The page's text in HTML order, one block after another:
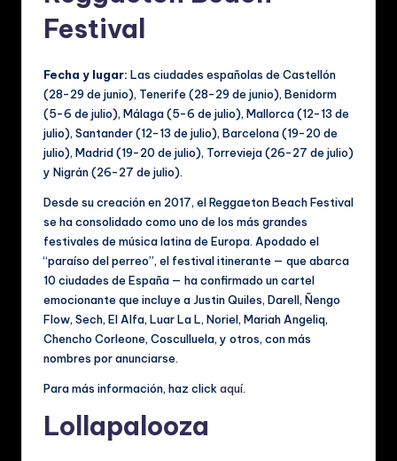
Festival
Fecha y lugar: Las ciudades españolas de Castellón
(28-29 de junio), Tenerife (28-29 de junio), Benidorm
(5-6 de julio), Málaga (5-6 de julio), Mallorca (12-13 de
julio), Santander (12-13 de julio), Barcelona (19-20 de
julio), Madrid (19-20 de julio), Torrevieja (26-27 de julio)
y Nigrán (26-27 de julio).
Desde su creación en 2017, el Reggaeton Beach Festival
se ha consolidado como uno de los más grandes
festivales de música latina de Europa. Apodado el
“paraíso del perreo”, el festival itinerante — que abarca
10 ciudades de España — ha confirmado un cartel
emocionante que incluye a Justin Quiles, Darell, Ñengo
Flow, Sech, El Alfa, Luar La L, Noriel, Mariah Angeliq,
Chencho Corleone, Cosculluela, y otros, con más
nombres por anunciarse.
Para más información, haz clickaquí.
Lollapalooza